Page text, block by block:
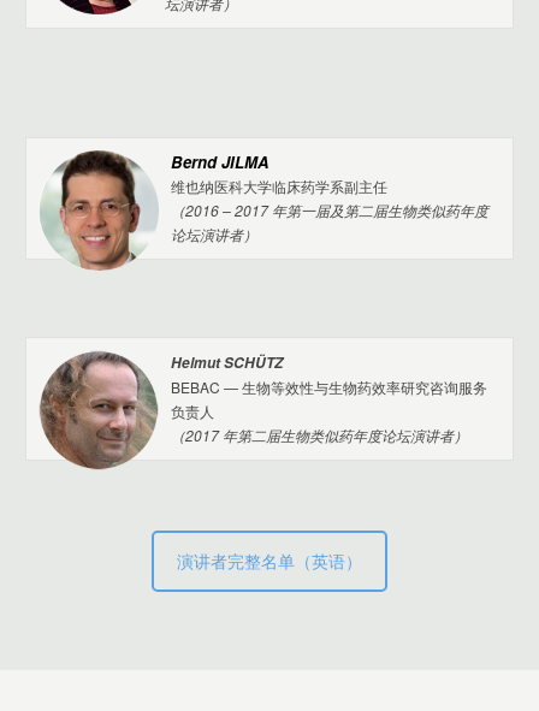
Bernd JILMA
维也纳医科大学临床药学系副主任
（2016 – 2017 年第一届及第二届生物类似药年度
Helmut SCHÜTZ
BEBAC — 生物等效性与生物药效率研究咨询服务
负责人
演讲者完整名单（英语）